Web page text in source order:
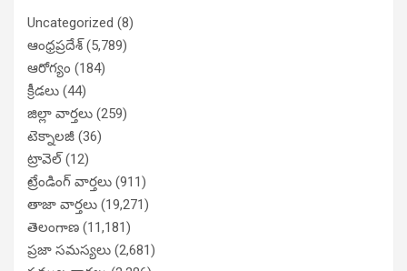
Uncategorized (8)
ఆంధ్రప్రదేశ్(5,789)
ఆరోగ్యం (184)
క్రీడలు (44)
జిల్లా వార్తలు (259)
టెక్నాలజీ (36)
ట్రావెల్(12)
ట్రేండింగ్ వార్తలు (911)
తాజా వార్తలు (19,271)
తెలంగాణ (11,181)
ప్రజా సమస్యలు (2,681)